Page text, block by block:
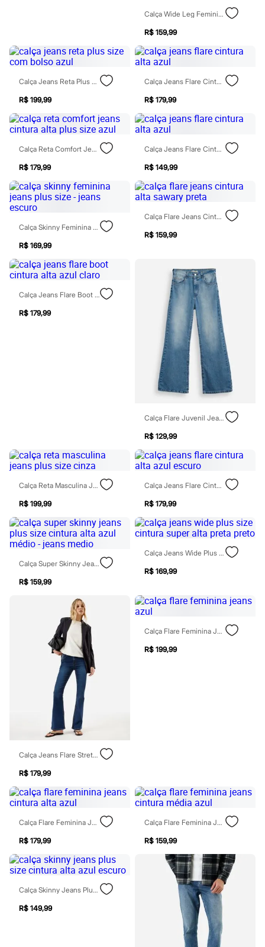
Moda praia
Biquínis
Saídas de praia
Plus size
Blusas e Camisetas
Calças
Casacos e Jaquetas
Jeans
Moda esportiva
Shorts e Saias
Masculino
Em alta
Dia dos Pais
Novidades
Roupas
Bermudas
Camisas
Calças
Casacos e Jaquetas
Polos
Tênis
Moda esportiva
Acessórios
Bermudas
Camisetas
Calças
Calçados
Regatas
Moda íntima
Cuecas
Meias
Pijamas
Moda praia
Blusas e Camisetas
Casacos e Jaquetas
Moda esportiva
Shorts e Bermudas
Todos os produtos
Arrumadinho para os meninos
Romântico para as meninas
Inverno
Novidades
Roupas menina
0 a 24 meses
1 a 5 anos
4 a 12 anos
10 a 16 anos
Roupas menino
0 a 24 meses
1 a 5 anos
4 a 12 anos
10 a 16 anos
Acessórios
Bolsas e Mochilas
Chapéus
Calçados
Calça Wide Leg Feminina Jeans Plus Size Azul
R$ 159,99
Calça Jeans Reta Plus Size Com Bolso Azul
R$ 199,99
Calça Jeans Flare Cintura Alta Azul
R$ 179,99
Calça Reta Comfort Jeans Cintura Alta Plus Size Azul
R$ 179,99
Calça Jeans Flare Cintura Alta Azul
R$ 149,99
Calça Skinny Feminina Jeans Plus Size - Jeans Escuro
R$ 169,99
Calça Flare Jeans Cintura Alta Sawary Preta
R$ 159,99
Calça Jeans Flare Boot Cintura Alta Azul Claro
R$ 179,99
Calça Flare Juvenil Jeans Azul
R$ 129,99
Calça Reta Masculina Jeans Plus Size Cinza
R$ 199,99
Calça Jeans Flare Cintura Alta Azul Escuro
R$ 179,99
Calça Super Skinny Jeans Plus Size Cintura Alta Azul Médio - Jeans Medio
R$ 159,99
Calça Jeans Wide Plus Size Cintura Super Alta Preta Preto
R$ 169,99
Calça Jeans Flare Stretch Cintura Média Azul Escuro
R$ 179,99
Calça Flare Feminina Jeans Azul
R$ 199,99
Calça Flare Feminina Jeans Cintura Alta Azul
R$ 179,99
Calça Flare Feminina Jeans Cintura Média Azul
R$ 159,99
Calça Skinny Jeans Plus Size Cintura Alta Azul Escuro
R$ 149,99